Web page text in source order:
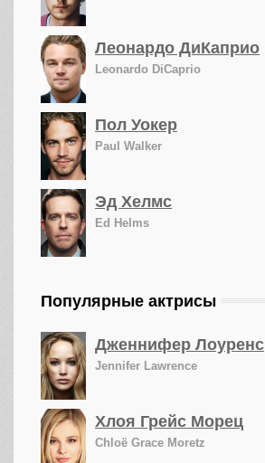
Леонардо ДиКаприо
Leonardo DiCaprio
Пол Уокер
Paul Walker
Эд Хелмс
Ed Helms
Популярные актрисы
Дженнифер Лоуренс
Jennifer Lawrence
Хлоя Грейс Морец
Chloë Grace Moretz